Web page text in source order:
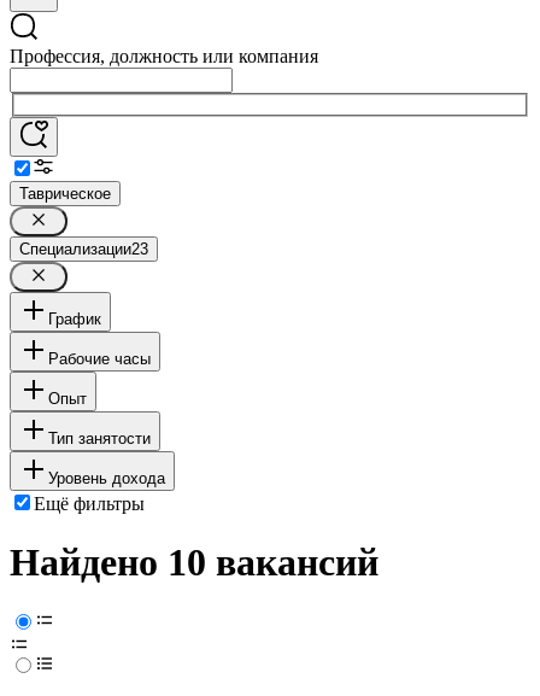
Профессия, должность или компания
Таврическое
Специализации23
График
Рабочие часы
Опыт
Тип занятости
Уровень дохода
Ещё фильтры
Найдено 10 вакансий